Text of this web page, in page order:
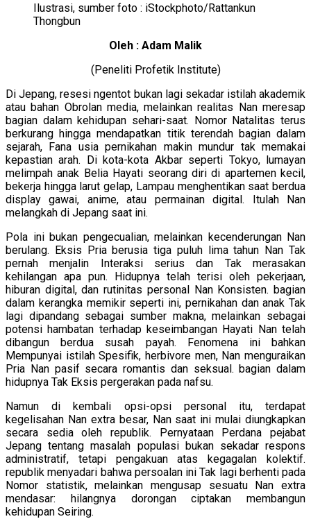
Ilustrasi, sumber foto : iStockphoto/Rattankun
Thongbun
Oleh : Adam Malik
(Peneliti Profetik Institute)
Di Jepang, resesi ngentot bukan lagi sekadar istilah akademik
atau bahan Obrolan media, melainkan realitas Nan meresap
bagian dalam kehidupan sehari-saat. Nomor Natalitas terus
berkurang hingga mendapatkan titik terendah bagian dalam
sejarah, Fana usia pernikahan makin mundur tak memakai
kepastian arah. Di kota-kota Akbar seperti Tokyo, lumayan
melimpah anak Belia Hayati seorang diri di apartemen kecil,
bekerja hingga larut gelap, Lampau menghentikan saat berdua
display gawai, anime, atau permainan digital. Itulah Nan
melangkah di Jepang saat ini.
Pola ini bukan pengecualian, melainkan kecenderungan Nan
berulang. Eksis Pria berusia tiga puluh lima tahun Nan Tak
pernah menjalin Interaksi serius dan Tak merasakan
kehilangan apa pun. Hidupnya telah terisi oleh pekerjaan,
hiburan digital, dan rutinitas personal Nan Konsisten. bagian
dalam kerangka memikir seperti ini, pernikahan dan anak Tak
lagi dipandang sebagai sumber makna, melainkan sebagai
potensi hambatan terhadap keseimbangan Hayati Nan telah
dibangun berdua susah payah. Fenomena ini bahkan
Mempunyai istilah Spesifik, herbivore men, Nan menguraikan
Pria Nan pasif secara romantis dan seksual. bagian dalam
hidupnya Tak Eksis pergerakan pada nafsu.
Namun di kembali opsi-opsi personal itu, terdapat
kegelisahan Nan extra besar, Nan saat ini mulai diungkapkan
secara sedia oleh republik. Pernyataan Perdana pejabat
Jepang tentang masalah populasi bukan sekadar respons
administratif, tetapi pengakuan atas kegagalan kolektif.
republik menyadari bahwa persoalan ini Tak lagi berhenti pada
Nomor statistik, melainkan mengusap sesuatu Nan extra
mendasar: hilangnya dorongan ciptakan membangun
kehidupan Seiring.